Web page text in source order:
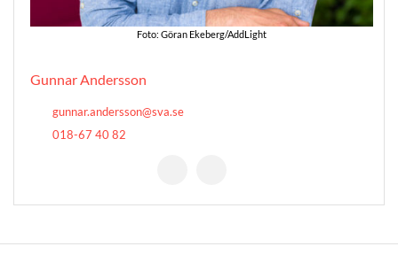
Gunnar Andersson
gunnar.andersson@sva.se
018-67 40 82
Foto: Göran Ekeberg/AddLight